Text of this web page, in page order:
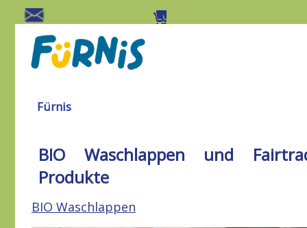
Fürnis
BIO Waschlappen und
Produkte
BIO Waschlappen